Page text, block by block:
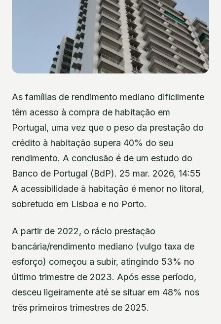
As famílias de rendimento mediano dificilmente
têm acesso à compra de habitação em
Portugal, uma vez que o peso da prestação do
crédito à habitação supera 40% do seu
rendimento. A conclusão é de um estudo do
Banco de Portugal (BdP). 25 mar. 2026, 14:55
A acessibilidade à habitação é menor no litoral,
sobretudo em Lisboa e no Porto.
A partir de 2022, o rácio prestação
bancária/rendimento mediano (vulgo taxa de
esforço) começou a subir, atingindo 53% no
último trimestre de 2023. Após esse período,
desceu ligeiramente até se situar em 48% nos
três primeiros trimestres de 2025.